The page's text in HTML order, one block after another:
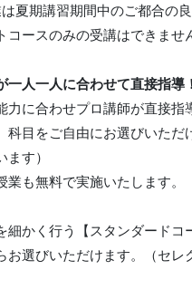
夏期講習期間中のご都合の
ースのみの受講はできませ
人一人に合わせて直接指導！
に合わせプロ講師が直接指
目をご自由にお選びいた
す）
業も無料で実施いたします
かく行う【スタンダード
選びいただけます。（セ